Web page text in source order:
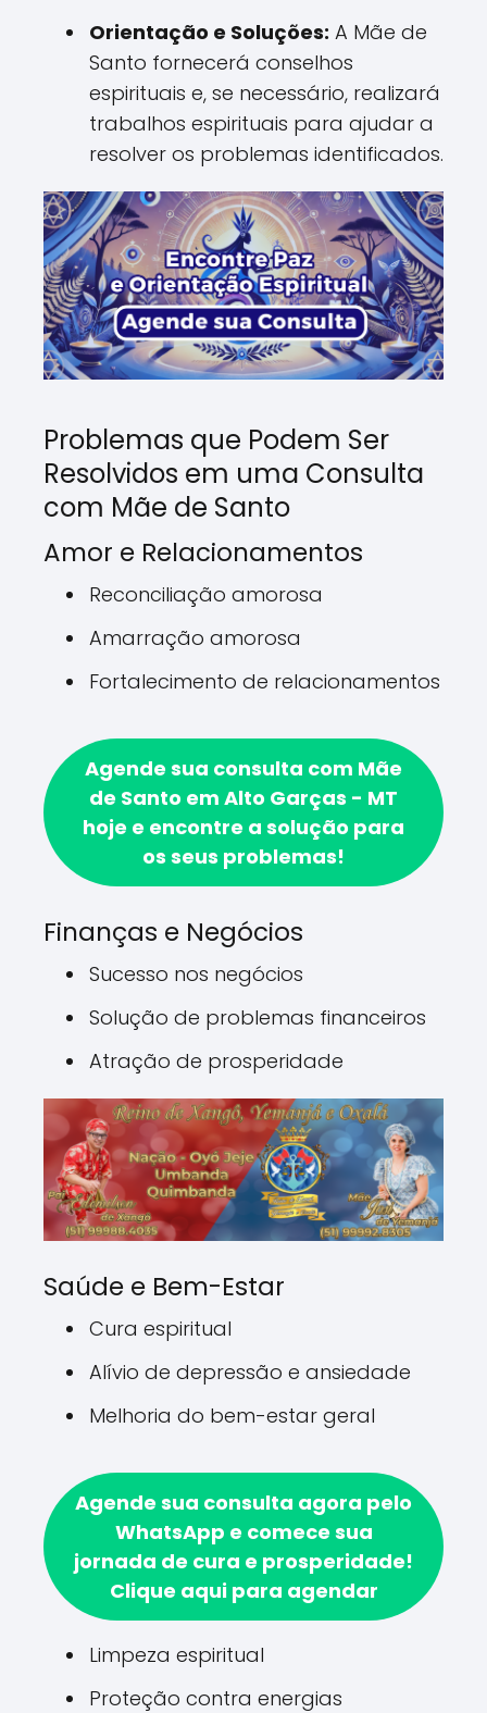
Orientação e Soluções: A Mãe de
Santo fornecerá conselhos
espirituais e, se necessário, realizará
trabalhos espirituais para ajudar a
resolver os problemas identificados.
Problemas que Podem Ser
Resolvidos em uma Consulta
com Mãe de Santo
Amor e Relacionamentos
Reconciliação amorosa
Amarração amorosa
Fortalecimento de relacionamentos
Agende sua consulta com Mãe
de Santo em Alto Garças - MT
hoje e encontre a solução para
os seus problemas!
Finanças e Negócios
Sucesso nos negócios
Solução de problemas financeiros
Atração de prosperidade
Saúde e Bem-Estar
Cura espiritual
Alívio de depressão e ansiedade
Melhoria do bem-estar geral
Agende sua consulta agora pelo
WhatsApp e comece sua
jornada de cura e prosperidade!
Clique aqui para agendar
Limpeza espiritual
Proteção contra energias